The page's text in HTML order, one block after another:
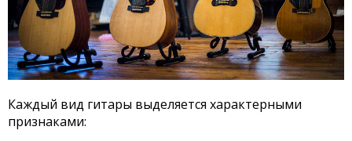
Каждый вид гитары выделяется характерными
признаками: